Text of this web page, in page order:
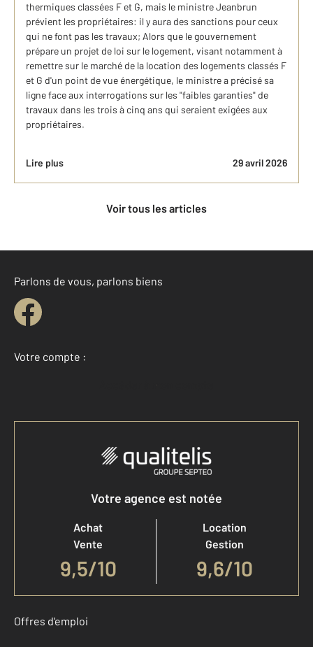
thermiques classées F et G, mais le ministre Jeanbrun
prévient les propriétaires: il y aura des sanctions pour ceux
qui ne font pas les travaux; Alors que le gouvernement
prépare un projet de loi sur le logement, visant notamment à
remettre sur le marché de la location des logements classés F
et G d'un point de vue énergétique, le ministre a précisé sa
ligne face aux interrogations sur les "faibles garanties" de
travaux dans les trois à cinq ans qui seraient exigées aux
propriétaires.
Lire plus 29 avril 2026
Voir tous les articles
Parlons de vous, parlons biens
Votre compte :
Accéder à mon compte
Votre agence est notée
Achat
Vente
9,5/10
Location
Gestion
9,6/10
Offres d'emploi